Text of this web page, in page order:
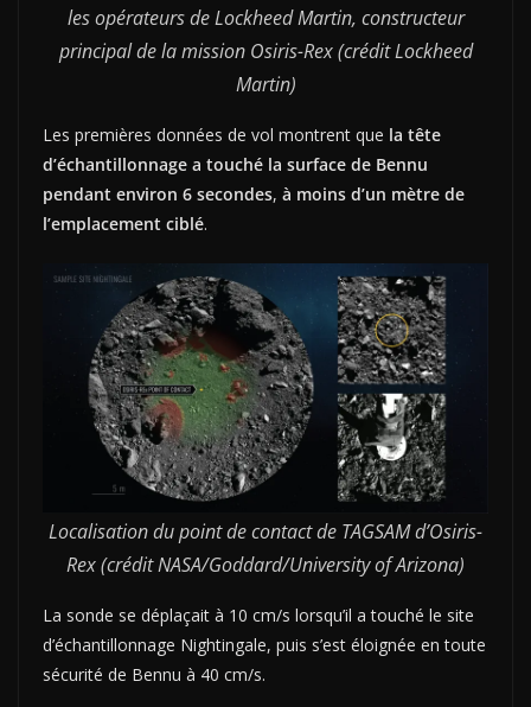
les opérateurs de Lockheed Martin, constructeur
principal de la mission Osiris-Rex (crédit Lockheed
Martin)
Les premières données de vol montrent que la tête
d’échantillonnage a touché la surface de Bennu
pendant environ 6 secondes, à moins d’un mètre de
l’emplacement ciblé.
Localisation du point de contact de TAGSAM d’Osiris-
Rex (crédit NASA/Goddard/University of Arizona)
La sonde se déplaçait à 10 cm/s lorsqu’il a touché le site
d’échantillonnage Nightingale, puis s’est éloignée en toute
sécurité de Bennu à 40 cm/s.